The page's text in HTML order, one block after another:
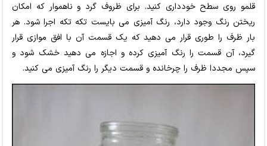
قلمو روی سطح خودداری کنید. برای ظروف گرد و ناهموار که امکان
ریختن رنگ وجود دارد، رنگ آمیزی می بایست تکه تکه اجرا شود. هر
بار ظرف را طوری قرار می دهید که یک قسمت آن با افق موازی قرار
گیرد، آن قسمت را رنگ آمیزی کرده و اجازه می دهید خشک شود و
سپس مجددا ظرف را چرخانده و قسمت دیگر را رنگ آمیزی می کنید.